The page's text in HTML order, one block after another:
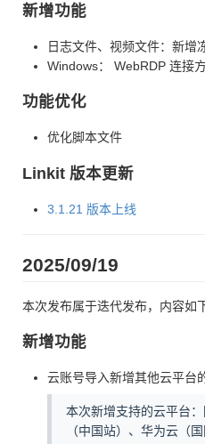
新增功能
日志文件、视频文件：新增
Windows： WebRDP 连接
功能优化
优化脚本文件
Linkit 版本更新
3.1.21 版本上线
2025/09/19
本次发布属于迭代发布，内容如
新增功能
云账号导入新增其他云平台
本次新增支持的云平台
（中国站）、华为云（